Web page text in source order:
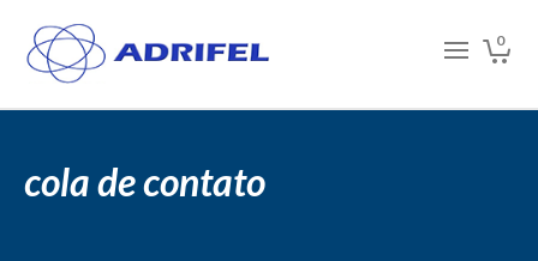
0
cola de contato